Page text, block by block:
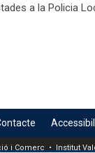
a la Policia
i Comerç • Institut